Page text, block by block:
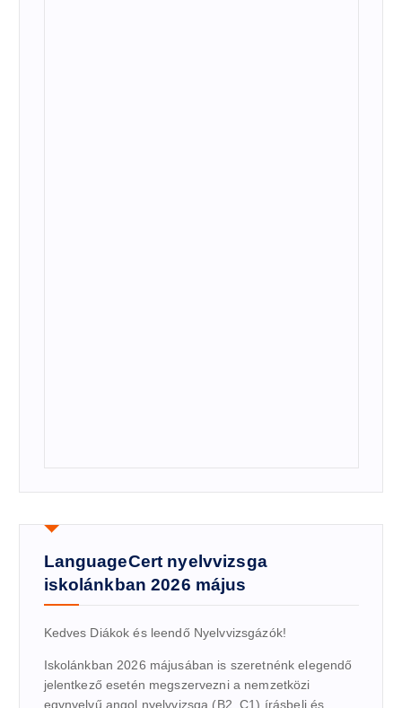
LanguageCert nyelvvizsga
iskolánkban 2026 május
Kedves Diákok és leendő Nyelvvizsgázók!
Iskolánkban 2026 májusában is szeretnénk elegendő
jelentkező esetén megszervezni a nemzetközi
egynyelvű angol nyelvvizsga (B2, C1) írásbeli és